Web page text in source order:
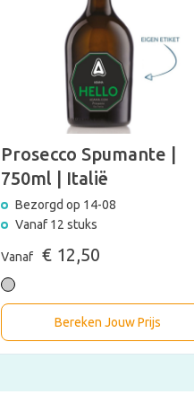
Prosecco Spumante |
750ml | Italië
Bezorgd op 14-08
Vanaf 12 stuks
Vanaf € 12,50
Bereken Jouw Prijs